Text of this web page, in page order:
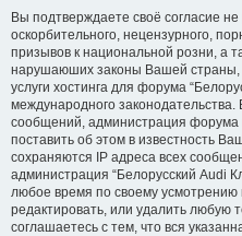
Вы подтверждаете своё согласие
оскорбительного, нецензурного,
призывов к национальной розни, а
нарушаюших законы Вашей страны,
услуги хостинга для форума
международного
сообщений, администрация форума
поставить об этом в известность
сохраняются IP адреса всех
администрация “Белорусский Audi
любое время по своему усмотрению
редактировать, или удалить любую
соглашаетесь с тем, что вся